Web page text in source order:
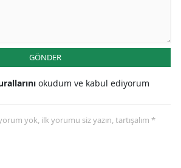
GÖNDER
okudum ve kabul ediyorum
yok, ilk yorumu siz yazın, tartışalım *